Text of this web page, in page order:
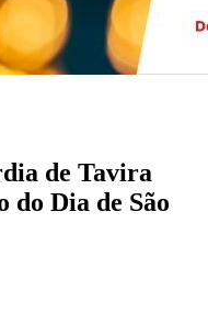
de Tavira
do Dia de São